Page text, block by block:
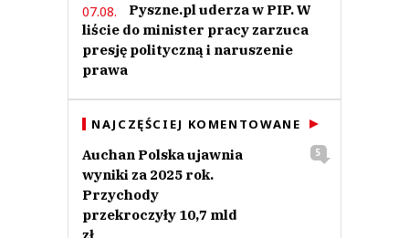
07.08.
Pyszne.pl uderza w PIP. W
liście do minister pracy zarzuca
presję polityczną i naruszenie
prawa
NAJCZĘŚCIEJ KOMENTOWANE
Auchan Polska ujawnia
wyniki za 2025 rok.
Przychody
przekroczyły 10,7 mld
5